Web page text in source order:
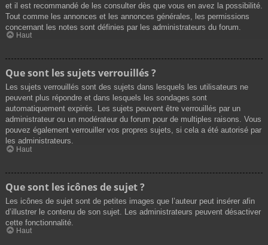
et il est recommandé de les consulter dès que vous en avez la possibilité.
Tout comme les annonces et les annonces générales, les permissions
concernant les notes sont définies par les administrateurs du forum.
Haut
Que sont les sujets verrouillés ?
Les sujets verrouillés sont des sujets dans lesquels les utilisateurs ne
peuvent plus répondre et dans lesquels les sondages sont
automatiquement expirés. Les sujets peuvent être verrouillés par un
administrateur ou un modérateur du forum pour de multiples raisons. Vous
pouvez également verrouiller vos propres sujets, si cela a été autorisé par
les administrateurs.
Haut
Que sont les icônes de sujet ?
Les icônes de sujet sont de petites images que l’auteur peut insérer afin
d’illustrer le contenu de son sujet. Les administrateurs peuvent désactiver
cette fonctionnalité.
Haut